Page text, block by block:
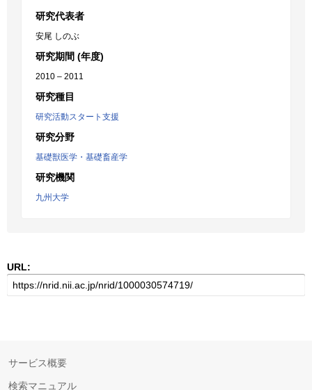
研究代表者
安尾 しのぶ
研究期間 (年度)
2010 – 2011
研究種目
研究活動スタート支援
研究分野
基礎獣医学・基礎畜産学
研究機関
九州大学
URL:
サービス概要
検索マニュアル